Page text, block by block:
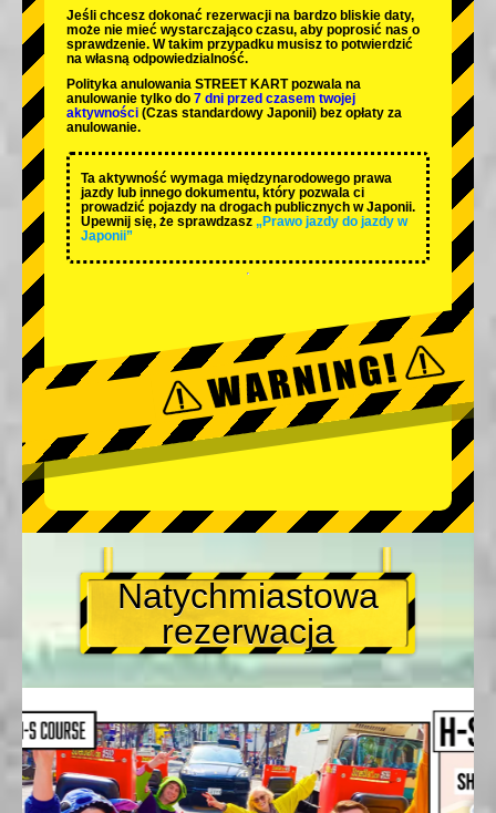
Jeśli chcesz dokonać rezerwacji na bardzo bliskie daty,
może nie mieć wystarczająco czasu, aby poprosić nas o
sprawdzenie. W takim przypadku musisz to potwierdzić
na własną odpowiedzialność.
Polityka anulowania STREET KART pozwala na
anulowanie tylko do 7 dni przed czasem twojej
aktywności (Czas standardowy Japonii) bez opłaty za
anulowanie.
Ta aktywność wymaga międzynarodowego prawa
jazdy lub innego dokumentu, który pozwala ci
prowadzić pojazdy na drogach publicznych w Japonii.
Upewnij się, że sprawdzasz „Prawo jazdy do jazdy w
Japonii”
Natychmiastowa
rezerwacja